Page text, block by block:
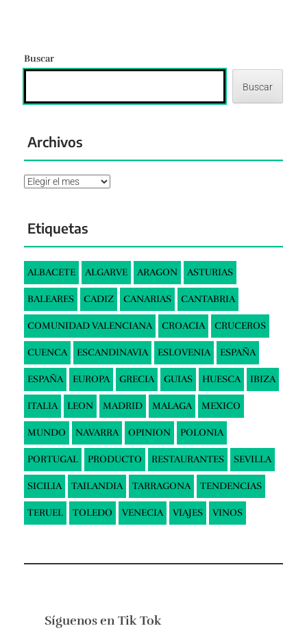
Buscar
Buscar
Archivos
Archivos
Etiquetas
ALBACETE ALGARVE ARAGON ASTURIAS
BALEARES CADIZ CANARIAS CANTABRIA
COMUNIDAD VALENCIANA CROACIA CRUCEROS
CUENCA ESCANDINAVIA ESLOVENIA ESPAÑA
ESPAÑA EUROPA GRECIA GUIAS HUESCA IBIZA
ITALIA LEON MADRID MALAGA MEXICO
MUNDO NAVARRA OPINION POLONIA
PORTUGAL PRODUCTO RESTAURANTES SEVILLA
SICILIA TAILANDIA TARRAGONA TENDENCIAS
TERUEL TOLEDO VENECIA VIAJES VINOS
Síguenos en Tik Tok